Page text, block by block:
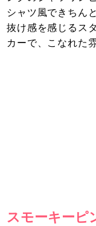
シャツ風できちん
抜け感を感じるス
カーで、こなれた
スモーキーピ